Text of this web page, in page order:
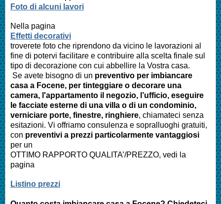
Foto di alcuni lavori
Nella pagina
Effetti decorativi
troverete foto che riprendono da vicino le lavorazioni al
fine di potervi facilitare e contribuire alla scelta finale sul
tipo di decorazione con cui abbellire la Vostra casa.
Se avete bisogno di un preventivo per imbiancare
casa a Focene, per tinteggiare o decorare una
camera, l'appartamento il negozio, l’ufficio, eseguire
le facciate esterne di una villa o di un condominio,
verniciare porte, finestre, ringhiere, chiamateci senza
esitazioni. Vi offriamo consulenza e sopralluoghi gratuiti,
con preventivi a prezzi particolarmente vantaggiosi
per un
OTTIMO RAPPORTO QUALITA’/PREZZO, vedi la
pagina
Listino prezzi